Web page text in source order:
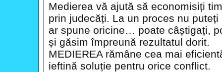
Medierea vă ajută să economisiți
prin judecăți. La un proces nu
ar spune oricine… poate câștigați,
și găsim împreună rezultatul dorit.
MEDIEREA rămâne cea mai
ieftină soluție pentru orice conflict.